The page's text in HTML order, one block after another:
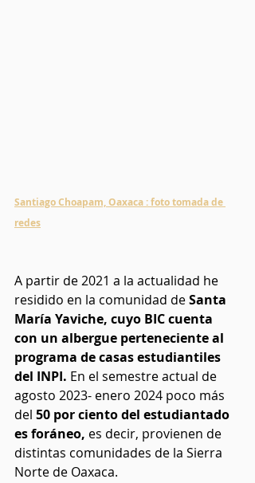
Santiago Choapam, Oaxaca : foto tomada de
redes
A partir de 2021 a la actualidad he
residido en la comunidad de Santa
María Yaviche, cuyo BIC cuenta
con un albergue perteneciente al
programa de casas estudiantiles
del INPI. En el semestre actual de
agosto 2023- enero 2024 poco más
del 50 por ciento del estudiantado
es foráneo, es decir, provienen de
distintas comunidades de la Sierra
Norte de Oaxaca.